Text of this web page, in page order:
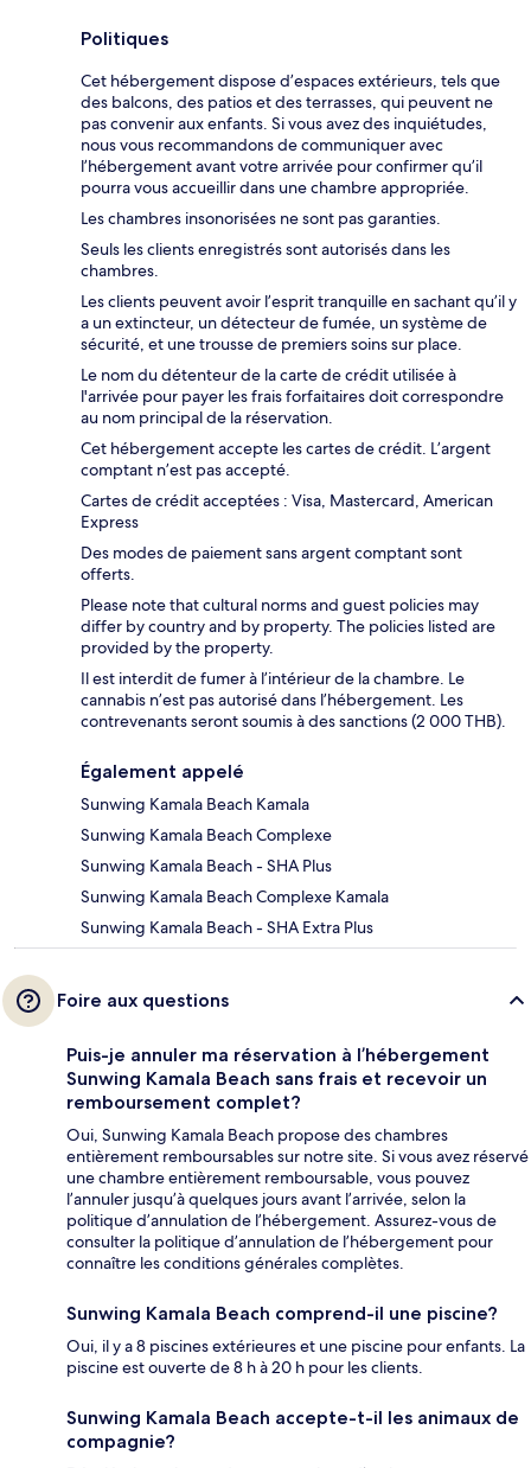
Politiques
Cet hébergement dispose d’espaces extérieurs, tels que
des balcons, des patios et des terrasses, qui peuvent ne
pas convenir aux enfants. Si vous avez des inquiétudes,
nous vous recommandons de communiquer avec
l’hébergement avant votre arrivée pour confirmer qu’il
pourra vous accueillir dans une chambre appropriée.
Les chambres insonorisées ne sont pas garanties.
Seuls les clients enregistrés sont autorisés dans les
chambres.
Les clients peuvent avoir l’esprit tranquille en sachant qu’il y
a un extincteur, un détecteur de fumée, un système de
sécurité, et une trousse de premiers soins sur place.
Le nom du détenteur de la carte de crédit utilisée à
l'arrivée pour payer les frais forfaitaires doit correspondre
au nom principal de la réservation.
Cet hébergement accepte les cartes de crédit. L’argent
comptant n’est pas accepté.
Cartes de crédit acceptées : Visa, Mastercard, American
Express
Des modes de paiement sans argent comptant sont
offerts.
Please note that cultural norms and guest policies may
differ by country and by property. The policies listed are
provided by the property.
Il est interdit de fumer à l’intérieur de la chambre. Le
cannabis n’est pas autorisé dans l’hébergement. Les
contrevenants seront soumis à des sanctions (2 000 THB).
Également appelé
Sunwing Kamala Beach Kamala
Sunwing Kamala Beach Complexe
Sunwing Kamala Beach - SHA Plus
Sunwing Kamala Beach Complexe Kamala
Sunwing Kamala Beach - SHA Extra Plus
Foire aux questions
Puis-je annuler ma réservation à l’hébergement
Sunwing Kamala Beach sans frais et recevoir un
remboursement complet?
Oui, Sunwing Kamala Beach propose des chambres
entièrement remboursables sur notre site. Si vous avez réservé
une chambre entièrement remboursable, vous pouvez
l’annuler jusqu’à quelques jours avant l’arrivée, selon la
politique d’annulation de l’hébergement. Assurez-vous de
consulter la politique d’annulation de l’hébergement pour
connaître les conditions générales complètes.
Sunwing Kamala Beach comprend-il une piscine?
Oui, il y a 8 piscines extérieures et une piscine pour enfants. La
piscine est ouverte de 8 h à 20 h pour les clients.
Sunwing Kamala Beach accepte-t-il les animaux de
compagnie?